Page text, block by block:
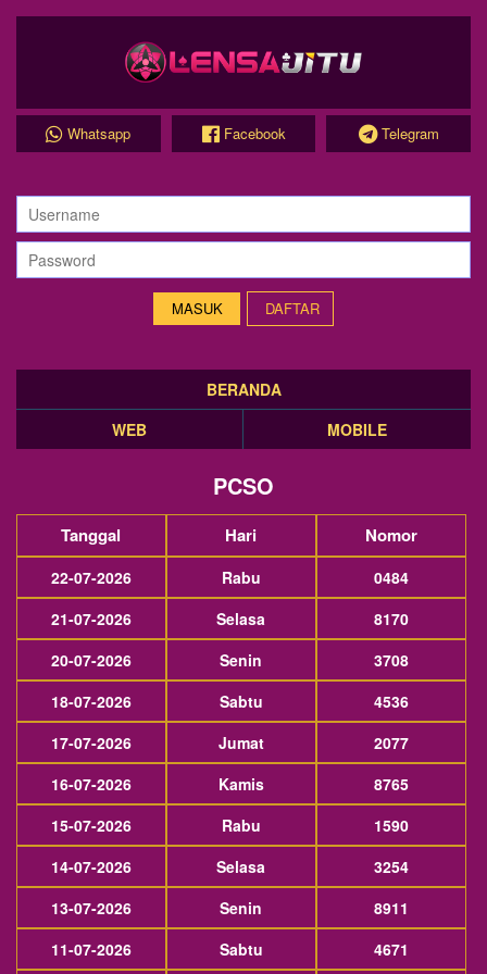
Whatsapp Facebook Telegram
DAFTAR
BERANDA
WEB
MOBILE
PCSO
Tanggal Hari Nomor
22-07-2026 Rabu
0484
21-07-2026
Selasa
8170
20-07-2026
Senin
3708
18-07-2026
Sabtu
4536
17-07-2026
Jumat
2077
16-07-2026
Kamis
8765
15-07-2026
Rabu
1590
14-07-2026
Selasa
3254
13-07-2026
Senin
8911
11-07-2026
Sabtu 4671